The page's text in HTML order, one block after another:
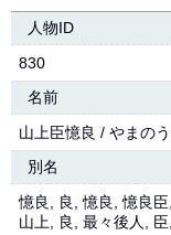
人物ID
830
名前
山上臣憶良 / やまの
別名
憶良, 良, 憶良, 憶良
山上, 良, 最々後人,